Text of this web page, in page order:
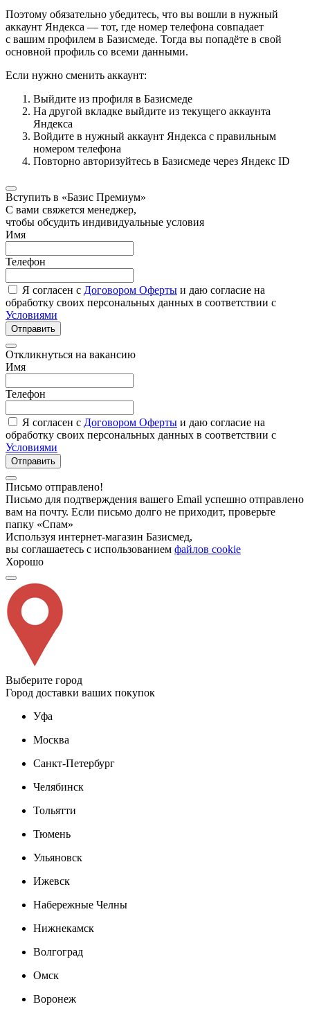
Поэтому обязательно убедитесь, что вы вошли в нужный
аккаунт Яндекса — тот, где номер телефона совпадает
с вашим профилем в Базисмеде. Тогда вы попадёте в свой
основной профиль со всеми данными.
Если нужно сменить аккаунт:
Выйдите из профиля в Базисмеде
На другой вкладке выйдите из текущего аккаунта
Яндекса
Войдите в нужный аккаунт Яндекса с правильным
номером телефона
Повторно авторизуйтесь в Базисмеде через Яндекс ID
Вступить в «Базис Премиум»
С вами свяжется менеджер,
чтобы обсудить индивидуальные условия
Имя
Телефон
Я согласен с Договором Оферты и даю согласие на
обработку своих персональных данных в соответствии с
Условиями
Отправить
Откликнуться на вакансию
Имя
Телефон
Я согласен с Договором Оферты и даю согласие на
обработку своих персональных данных в соответствии с
Условиями
Отправить
Письмо отправлено!
Письмо для подтверждения вашего Email успешно отправлено
вам на почту. Если письмо долго не приходит, проверьте
папку «Спам»
Используя интернет-магазин Базисмед,
вы соглашаетесь с использованием файлов cookie
Хорошо
Выберите город
Город доставки ваших покупок
Уфа
Москва
Санкт-Петербург
Челябинск
Тольятти
Тюмень
Ульяновск
Ижевск
Набережные Челны
Нижнекамск
Волгоград
Омск
Воронеж